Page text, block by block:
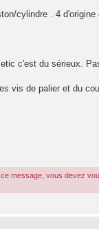
cylindre . 4 d'origine
c'est du sérieux.
vis de palier et du
message, vous devez